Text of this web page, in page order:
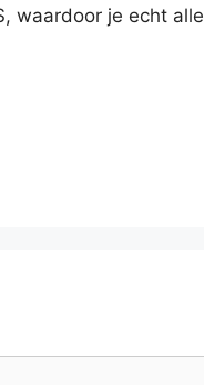
waardoor je echt alle